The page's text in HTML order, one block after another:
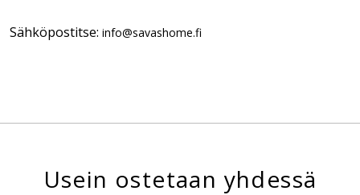
Sähköpostitse: info@savashome.fi
Usein ostetaan yhdessä